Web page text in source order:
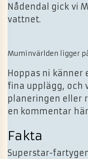
Nådendal gick vi
vattnet.
Muminvärlden ligger
Hoppas ni
fina upplägg, och
planeringen eller
en kommentar
Fakta
Superstar-